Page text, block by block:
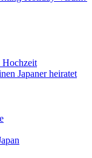
Hochzeit
Japaner heiratet